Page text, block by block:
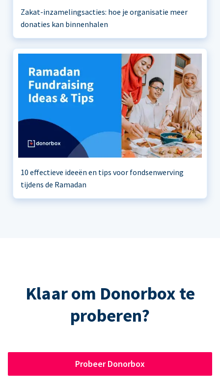
Zakat-inzamelingsacties: hoe je organisatie meer
donaties kan binnenhalen
10 effectieve ideeën en tips voor fondsenwerving
tijdens de Ramadan
Klaar om Donorbox te
proberen?
Probeer Donorbox